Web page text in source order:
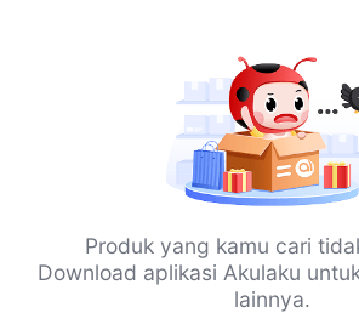
Produk yang kamu cari
Download aplikasi Akulaku
lainnya.